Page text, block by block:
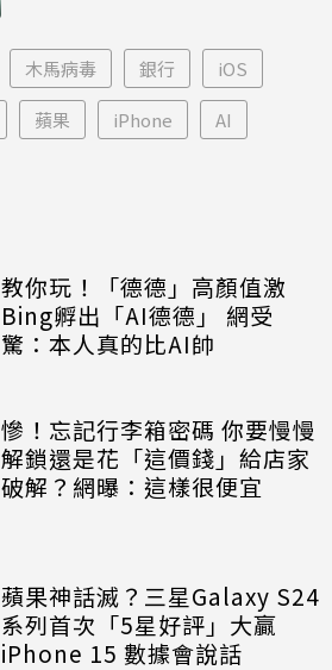
木馬病毒 銀行 iOS
蘋果 iPhone AI
教你玩！「德德」高顏值激
Bing孵出「AI德德」 網受
驚：本人真的比AI帥
慘！忘記行李箱密碼 你要慢慢
解鎖還是花「這價錢」給店家
破解？網曝：這樣很便宜
蘋果神話滅？三星Galaxy S24
系列首次「5星好評」大贏
iPhone 15 數據會說話